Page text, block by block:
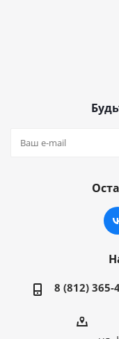
8 (812) 365-